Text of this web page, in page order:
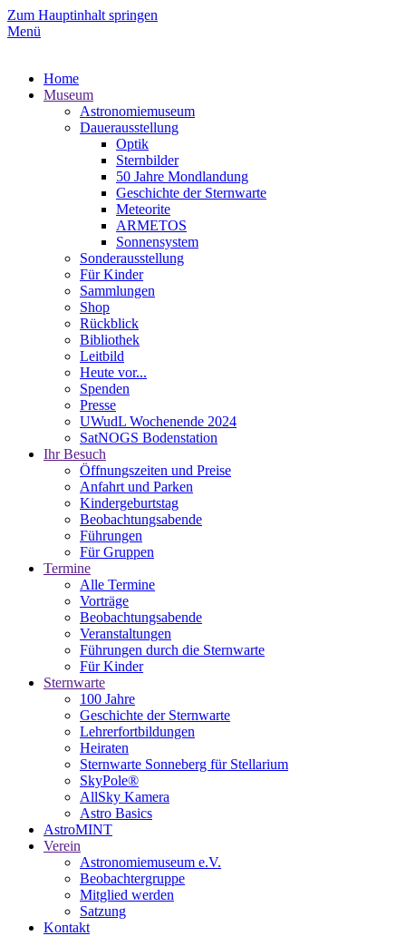
Zum Hauptinhalt springen
Menü
Home
Museum
Astronomiemuseum
Dauerausstellung
Optik
Sternbilder
50 Jahre Mondlandung
Geschichte der Sternwarte
Meteorite
ARMETOS
Sonnensystem
Sonderausstellung
Für Kinder
Sammlungen
Shop
Rückblick
Bibliothek
Leitbild
Heute vor...
Spenden
Presse
UWudL Wochenende 2024
SatNOGS Bodenstation
Ihr Besuch
Öffnungszeiten und Preise
Anfahrt und Parken
Kindergeburtstag
Beobachtungsabende
Führungen
Für Gruppen
Termine
Alle Termine
Vorträge
Beobachtungsabende
Veranstaltungen
Führungen durch die Sternwarte
Für Kinder
Sternwarte
100 Jahre
Geschichte der Sternwarte
Lehrerfortbildungen
Heiraten
Sternwarte Sonneberg für Stellarium
SkyPole®
AllSky Kamera
Astro Basics
AstroMINT
Verein
Astronomiemuseum e.V.
Beobachtergruppe
Mitglied werden
Satzung
Kontakt